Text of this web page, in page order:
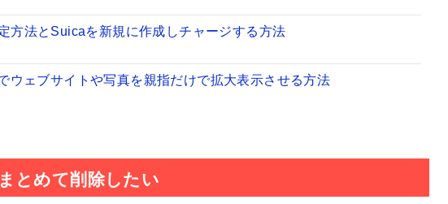
方法とSuicaを新規に作成しチャージする方法
ウェブサイトや写真を親指だけで拡大表示させる方法
を確認する2つの方法
とめて削除したい